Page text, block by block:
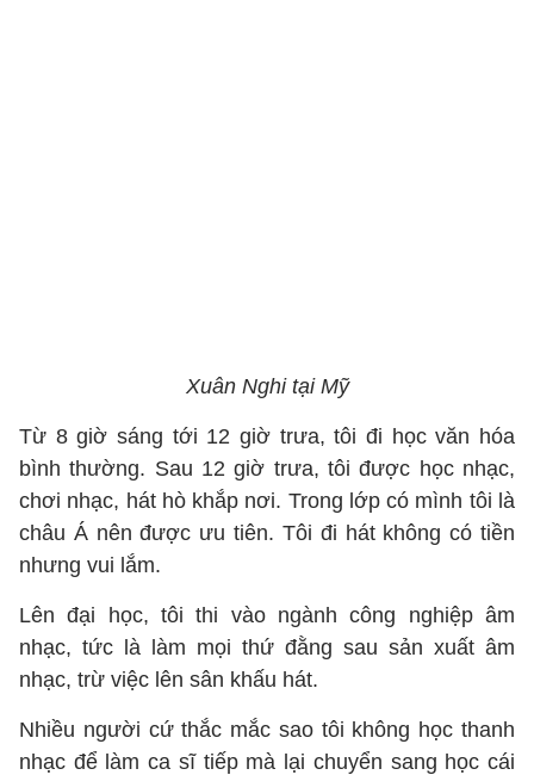
Xuân Nghi tại Mỹ
Từ 8 giờ sáng tới 12 giờ trưa, tôi đi học văn hóa
bình thường. Sau 12 giờ trưa, tôi được học nhạc,
chơi nhạc, hát hò khắp nơi. Trong lớp có mình tôi là
châu Á nên được ưu tiên. Tôi đi hát không có tiền
nhưng vui lắm.
Lên đại học, tôi thi vào ngành công nghiệp âm
nhạc, tức là làm mọi thứ đằng sau sản xuất âm
nhạc, trừ việc lên sân khấu hát.
Nhiều người cứ thắc mắc sao tôi không học thanh
nhạc để làm ca sĩ tiếp mà lại chuyển sang học cái